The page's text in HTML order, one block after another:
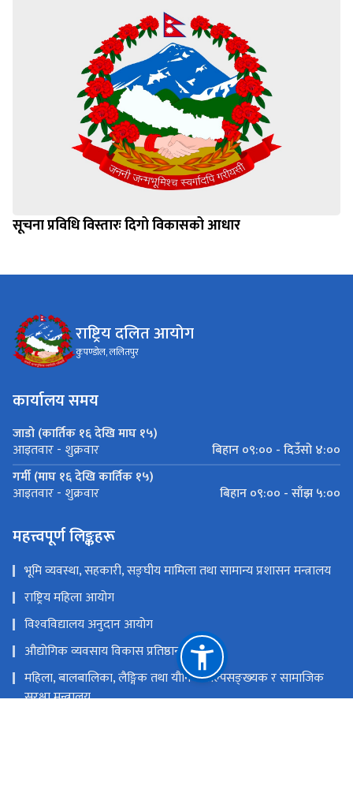
सूचना प्रविधि विस्तारः दिगो विकासको आधार
राष्ट्रिय दलित आयोग
कुपण्डोल, ललितपुर
कार्यालय समय
जाडो (कार्तिक १६ देखि माघ १५)
आइतवार - शुक्रवार
बिहान ०९:०० - दिउँसो ४:००
गर्मी (माघ १६ देखि कार्तिक १५)
आइतवार - शुक्रवार बिहान ०९:०० - साँझ ५:००
महत्त्वपूर्ण लिङ्कहरू
भूमि व्यवस्था, सहकारी, सङ्‍घीय मामिला तथा सामान्य प्रशासन मन्त्रालय
राष्ट्रिय महिला आयोग
विश्‍वविद्यालय अनुदान आयोग
औद्योगिक व्यवसाय विकास प्रतिष्ठान
महिला, बालबालिका, लैङ्गिक तथा यौनिक अल्पसङ्‍ख्‍यक र सामाजिक
सुरक्षा मन्त्रालय